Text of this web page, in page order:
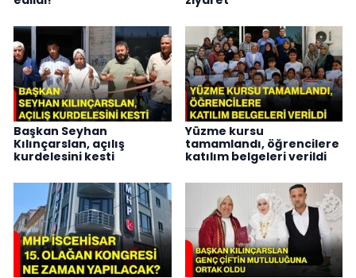
Başkan Seyhan
Kılınçarslan, açılış
kurdelesini kesti
Yüzme kursu
tamamlandı, öğrencilere
katılım belgeleri verildi